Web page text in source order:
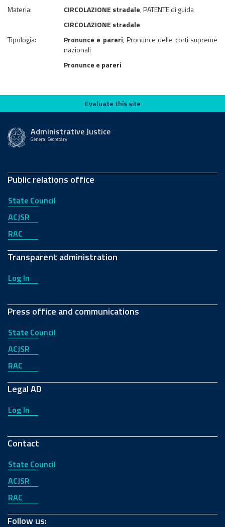
Materia: CIRCOLAZIONE stradale, PATENTE di guida
CIRCOLAZIONE stradale
Tipologia:
Pronunce e pareri, Pronunce delle corti supreme
nazionali
Pronunce e pareri
Evaluate this siteEvaluate this site
Administrative Justice
General Secretary
Public relations office
State Council
ACJSR
RAC
Transparent administration
Log In
Press office and communications
State Council
ACJSR
RAC
Legal AD
Log In
Contact
State Council
ACJSR
RAC
Follow us: